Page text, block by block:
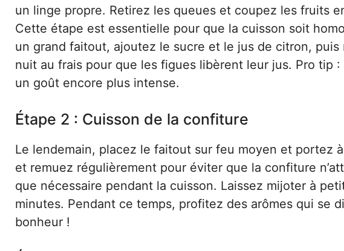
un linge propre. Retirez les queues et coupez les fruits
Cette étape est essentielle pour que la cuisson soit
un grand faitout, ajoutez le sucre et le jus de citron,
nuit au frais pour que les figues libèrent leur jus. Pro tip
un goût encore plus intense.
Étape 2 : Cuisson de la confiture
Le lendemain, placez le faitout sur feu moyen et portez
et remuez régulièrement pour éviter que la confiture
que nécessaire pendant la cuisson. Laissez mijoter à
minutes. Pendant ce temps, profitez des arômes qui se
bonheur !